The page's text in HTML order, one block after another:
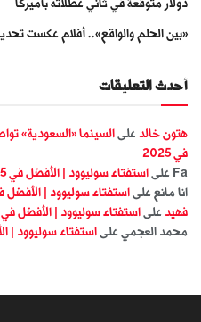
دولار متوقعة في ثاني عطلاته بأميركا
«بين الحلم والواقع».. أفلام عكست
أحدث التعليقات
هتون خالد على السينما «السعودية»
في 2025
Fa على استفتاء سوليوود | الأفضل في 2025
انا مانع على استفتاء سوليوود | الأفضل في
فهيد على استفتاء سوليوود | الأفضل في
محمد العجمي على استفتاء سوليوود |